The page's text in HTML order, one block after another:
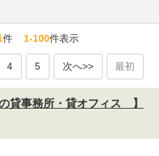
件1-100件表示
4 5 次へ>> 最初
貸事務所・貸オフィス 】